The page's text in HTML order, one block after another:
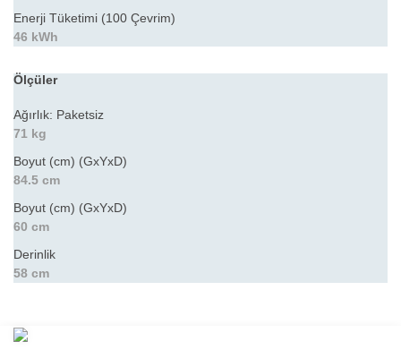
Enerji Tüketimi (100 Çevrim)
46 kWh
Ölçüler
Ağırlık: Paketsiz
71 kg
Boyut (cm) (GxYxD)
84.5 cm
Boyut (cm) (GxYxD)
60 cm
Derinlik
58 cm
konularda yetersiz gördüğünüz noktaları öneri formunu kullanarak